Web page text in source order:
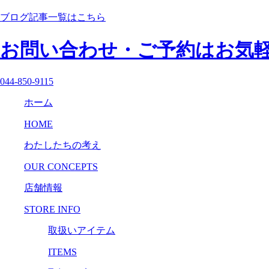
ブログ記事一覧はこちら
お問い合わせ・ご予約はお気
044-850-9115
ホーム
HOME
わたしたちの考え
OUR CONCEPTS
店舗情報
STORE INFO
取扱いアイテム
ITEMS